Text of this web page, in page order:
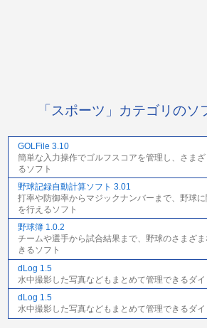
「スポーツ」カテゴリのソ
GOLFile 3.10
簡単な入力操作でゴルフスコアを管理し、さま
るソフト
野球記録自動計算ソフト 3.01
打率や防御率からマジックナンバーまで、野球
を行えるソフト
野球簿 1.0.2
チームや選手から試合結果まで、野球のさまざ
きるソフト
dLog 1.5
水中撮影した写真などもまとめて管理できるダ
dLog 1.5
水中撮影した写真などもまとめて管理できるダ